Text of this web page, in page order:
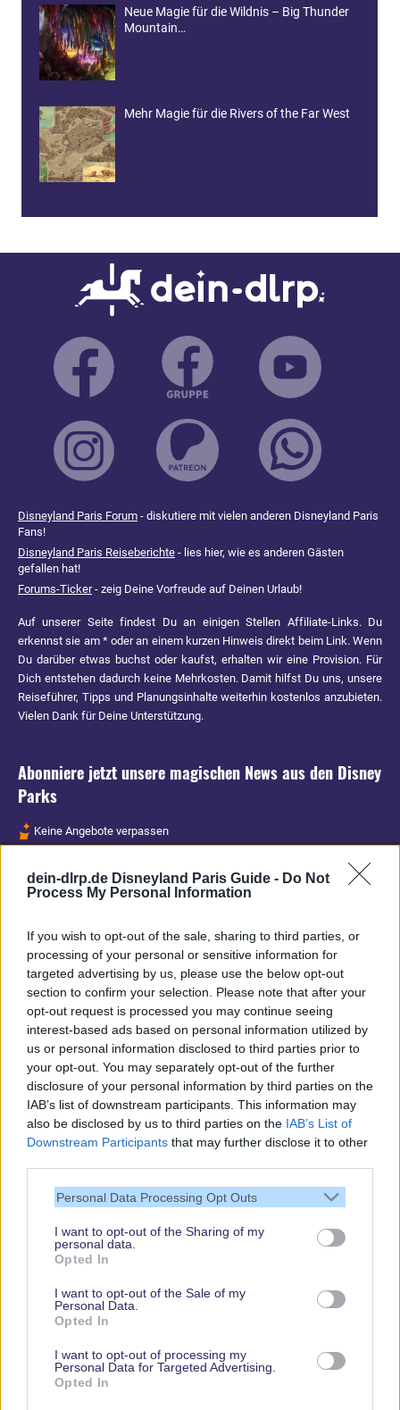
dein-dlrp.de Disneyland Paris Guide - Do Not
Process My Personal Information
If you wish to opt-out of the sale, sharing to third parties, or
processing of your personal or sensitive information for
targeted advertising by us, please use the below opt-out
section to confirm your selection. Please note that after your
opt-out request is processed you may continue seeing
interest-based ads based on personal information utilized by
us or personal information disclosed to third parties prior to
your opt-out. You may separately opt-out of the further
disclosure of your personal information by third parties on the
IAB’s list of downstream participants. This information may
also be disclosed by us to third parties on the IAB’s List of
Downstream Participants that may further disclose it to other
Personal Data Processing Opt Outs
I want to opt-out of the Sharing of my
personal data.
Opted In
I want to opt-out of the Sale of my
Personal Data.
Opted In
I want to opt-out of processing my
Personal Data for Targeted Advertising.
Opted In
Neue Magie für die Wildnis – Big Thunder
Mountain…
Mehr Magie für die Rivers of the Far West
Disneyland Paris Forum - diskutiere mit vielen anderen Disneyland Paris
Fans!
Disneyland Paris Reiseberichte - lies hier, wie es anderen Gästen
gefallen hat!
Forums-Ticker- zeig Deine Vorfreude auf Deinen Urlaub!
Auf unserer Seite findest Du an einigen Stellen Affiliate-Links. Du
erkennst sie am * oder an einem kurzen Hinweis direkt beim Link. Wenn
Du darüber etwas buchst oder kaufst, erhalten wir eine Provision. Für
Dich entstehen dadurch keine Mehrkosten. Damit hilfst Du uns, unsere
Reiseführer, Tipps und Planungsinhalte weiterhin kostenlos anzubieten.
Vielen Dank für Deine Unterstützung.
Abonniere jetzt unsere magischen News aus den Disney
Parks
Keine Angebote verpassen
Spannende Lesetipps
Vielen Dank,
dass Du unsere
Seite liest.
Schau regelmäßig
© dein-dlrp | Einige Elemente ©Disney. dein-dlrp ist ein Reiseführer für
Disneyland Paris & Walt Disney World und ist unabhängig von "The Walt
Disney Company", "EuroDisney S.C.A." oder deren Tochter- sowie
Partnerunternehmen.